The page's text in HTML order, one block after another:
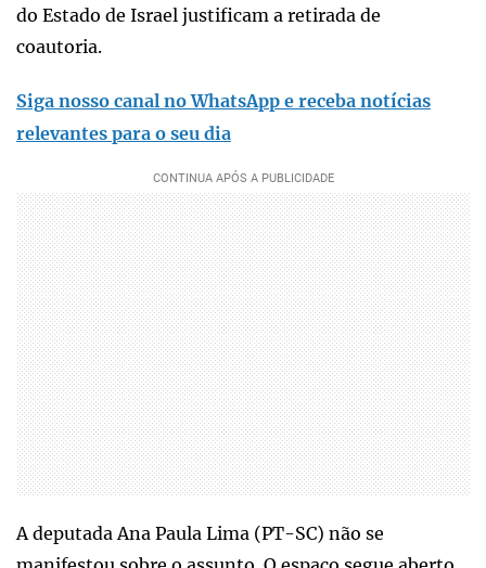
do Estado de Israel justificam a retirada de
coautoria.
Siga nosso canal no WhatsApp e receba notícias
relevantes para o seu dia
A deputada Ana Paula Lima (PT-SC) não se